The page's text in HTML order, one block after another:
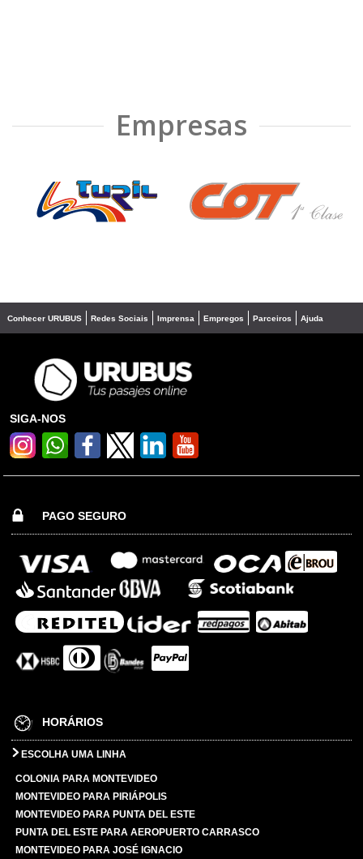
Empresas
❮ ❯
Conhecer URUBUS Redes Sociais Imprensa Empregos Parceiros Ajuda
SIGA-NOS
PAGO SEGURO
HORÁRIOS
ESCOLHA UMA LINHA
COLONIA PARA MONTEVIDEO
MONTEVIDEO PARA PIRIÁPOLIS
MONTEVIDEO PARA PUNTA DEL ESTE
PUNTA DEL ESTE PARA AEROPUERTO CARRASCO
MONTEVIDEO PARA JOSÉ IGNACIO